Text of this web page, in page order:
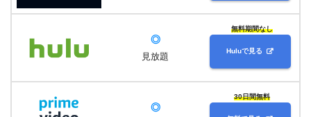
◎
見放題
無料期間なし
Huluで見る
◎
30日間無料